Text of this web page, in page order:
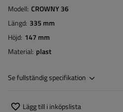
Modell CROWNY 36
Längd 335 mm
Höjd 147 mm
Material plast
Se fullständig specifikation
Lägg till i inköpslista